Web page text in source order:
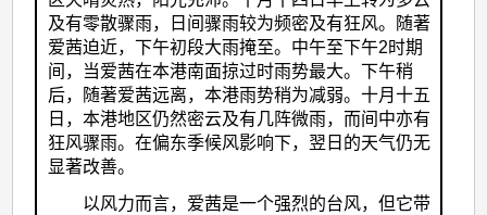
及有零散骤雨，日间骤雨较为频密及有狂风。随著
爱茜迫近，下午初段大雨掩至。中午至下午2时期
间，当爱茜在本港南面掠过时雨势最大。下午稍
后，随著爱茜远离，本港雨势稍为减弱。十月十五
日，本港地区仍然密云及有几阵微雨，而间中亦有
狂风骤雨。在偏东季候风影响下，翌日的天气仍无
显著改善。
以风力而言，爱茜是一个强烈的台风，但它带